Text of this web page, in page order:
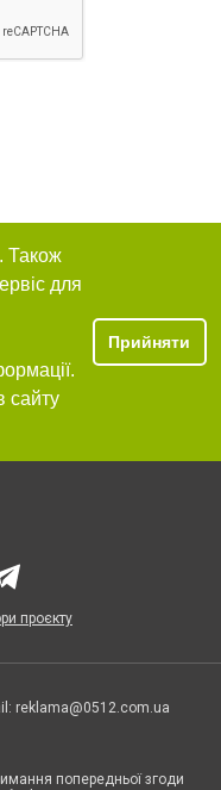
Також
для
сайту
Прийняти
проєкту
reklama@0512.com.ua
попередньої згоди